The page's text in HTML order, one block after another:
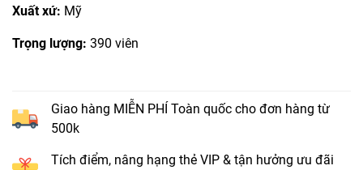
Xuất xứ: Mỹ
Trọng lượng: 390 viên
Giao hàng MIỄN PHÍ Toàn quốc cho đơn hàng từ
500k
Tích điểm, nâng hạng thẻ VIP & tận hưởng ưu đãi